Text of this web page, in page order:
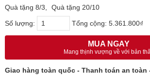
Quà tặng 8/3
Quà tặng 20/10
Số lượng: Tổng cộng: 5.361.800₫
MUA NGAY
Mang thịnh vượng về với bản
Giao hàng toàn quốc - Thanh toán an toàn